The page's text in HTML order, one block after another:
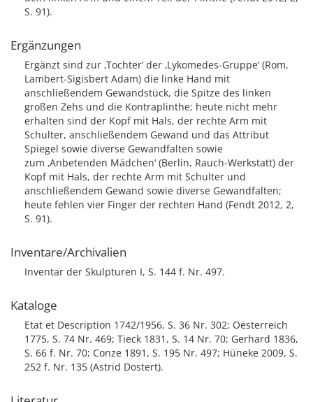
S. 91).
Ergänzungen
Ergänzt sind zur ‚Tochter‘ der ‚Lykomedes-Gruppe‘ (Rom,
Lambert-Sigisbert Adam) die linke Hand mit
anschließendem Gewandstück, die Spitze des linken
großen Zehs und die Kontraplinthe; heute nicht mehr
erhalten sind der Kopf mit Hals, der rechte Arm mit
Schulter, anschließendem Gewand und das Attribut
Spiegel sowie diverse Gewandfalten sowie
zum ‚Anbetenden Mädchen‘ (Berlin, Rauch-Werkstatt) der
Kopf mit Hals, der rechte Arm mit Schulter und
anschließendem Gewand sowie diverse Gewandfalten;
heute fehlen vier Finger der rechten Hand (Fendt 2012, 2,
S. 91).
Inventare/Archivalien
Inventar der Skulpturen I, S. 144 f. Nr. 497.
Kataloge
Etat et Description 1742/1956, S. 36 Nr. 302; Oesterreich
1775, S. 74 Nr. 469; Tieck 1831, S. 14 Nr. 70; Gerhard 1836,
S. 66 f. Nr. 70; Conze 1891, S. 195 Nr. 497; Hüneke 2009, S.
252 f. Nr. 135 (Astrid Dostert).